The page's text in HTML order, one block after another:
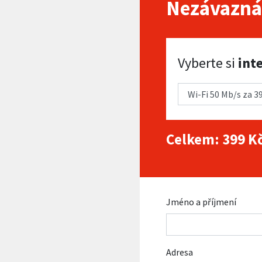
Vyberte si internet
Vyberte si
Celkem: 399
Jméno a příjmení
Adresa